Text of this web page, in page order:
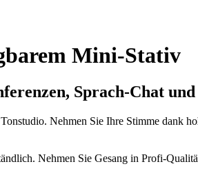
Mini-Stativ
Sprach-Chat und
Nehmen Sie Ihre Stimme dank
Nehmen Sie Gesang in Profi-